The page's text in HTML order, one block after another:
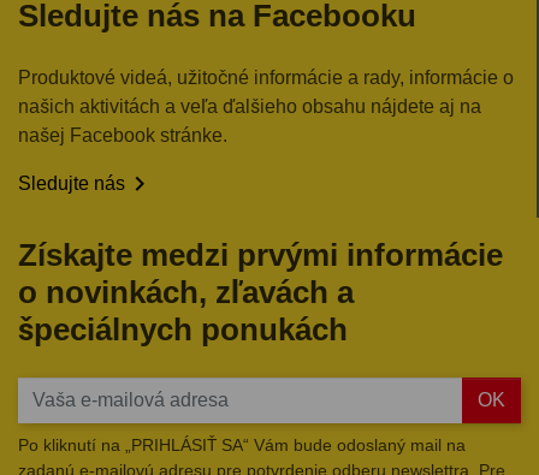
Sledujte nás na Facebooku
Produktové videá, užitočné informácie a rady, informácie o
našich aktivitách a veľa ďalšieho obsahu nájdete aj na
našej Facebook stránke.
Sledujte nás 
Získajte medzi prvými informácie
o novinkách, zľavách a
špeciálnych ponukách
OK
Po kliknutí na „PRIHLÁSIŤ SA“ Vám bude odoslaný mail na
zadanú e-mailovú adresu pre potvrdenie odberu newslettra. Pre